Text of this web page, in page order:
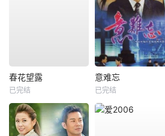
春花望露
已完结
意难忘
已完结